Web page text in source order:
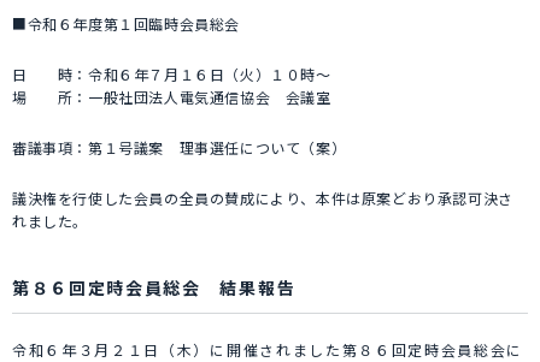
■令和６年度第１回臨時会員総会
日 時：令和６年７月１６日（火）１０時～
場 所：一般社団法人電気通信協会 会議室
審議事項：第１号議案 理事選任について（案）
議決権を行使した会員の全員の賛成により、本件は原案どおり承認可決さ
れました。
第８６回定時会員総会 結果報告
令和６年３月２１日（木）に開催されました第８６回定時会員総会に